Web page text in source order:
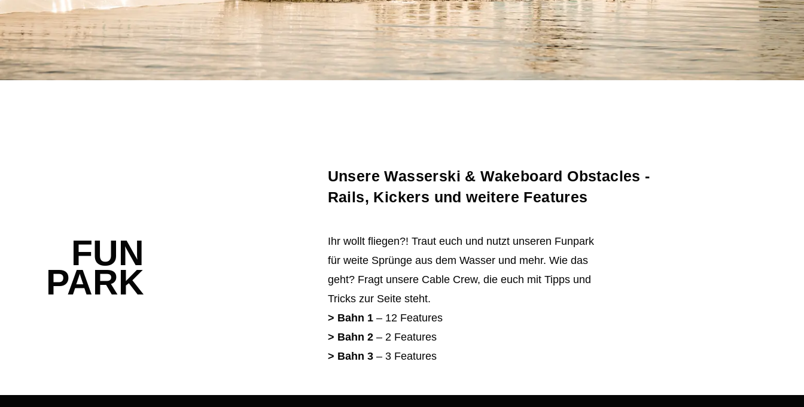
FUN
PARK
Unsere Wasserski & Wakeboard Obstacles -
Rails, Kickers und weitere Features
Ihr wollt fliegen?! Traut euch und nutzt unseren Funpark
für weite Sprünge aus dem Wasser und mehr. Wie das
geht? Fragt unsere Cable Crew, die euch mit Tipps und
Tricks zur Seite steht.
> Bahn 1– 12 Features
> Bahn 2– 2 Features
> Bahn 3– 3 Features